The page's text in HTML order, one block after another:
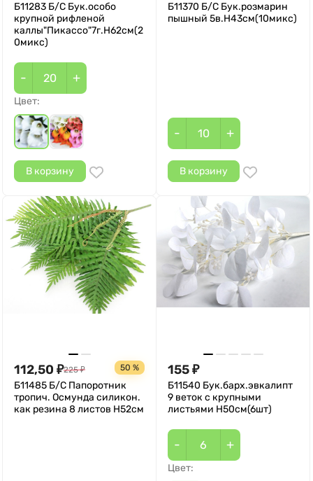
Б11283 Б/С Бук.особо
крупной рифленой
каллы"Пикассо"7г.Н62см(2
0микс)
- +
Цвет:
В корзину
Б11370 Б/С Бук.розмарин
пышный 5в.Н43см(10микс)
- +
В корзину
112,50 ₽225 ₽ 50 %
Б11485 Б/С Папоротник
тропич. Осмунда силикон.
как резина 8 листов Н52см
155 ₽
Б11540 Бук.барх.эвкалипт
9 веток с крупными
листьями Н50см(6шт)
- +
Цвет: